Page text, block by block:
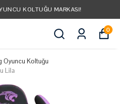
KOLTUĞU MARKASI!
0
Oyuncu Koltuğu
Lila